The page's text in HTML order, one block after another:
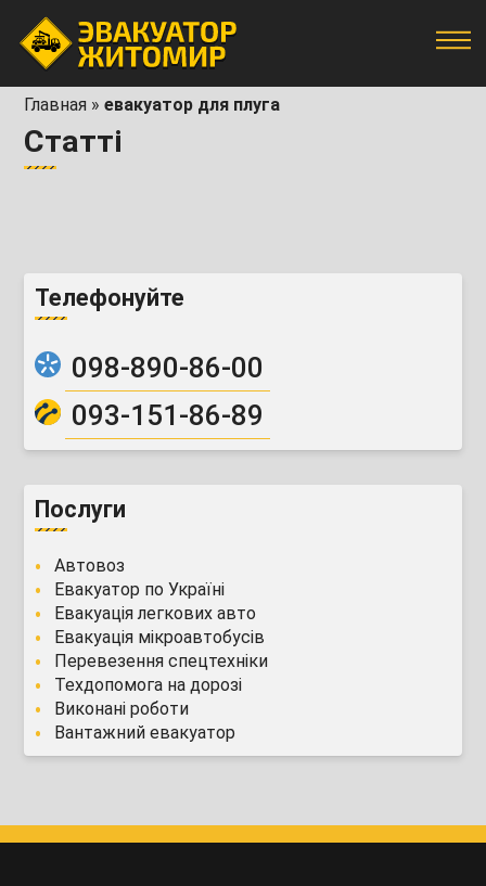
Главная »евакуатор для плуга
Статті
Телефонуйте
098-890-86-00
093-151-86-89
Послуги
Автовоз
Евакуатор по Україні
Евакуація легкових авто
Евакуація мікроавтобусів
Перевезення спецтехніки
Техдопомога на дорозі
Виконані роботи
Вантажний евакуатор